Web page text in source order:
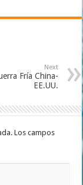
Next
Fría China-
EE.UU.
Los campos